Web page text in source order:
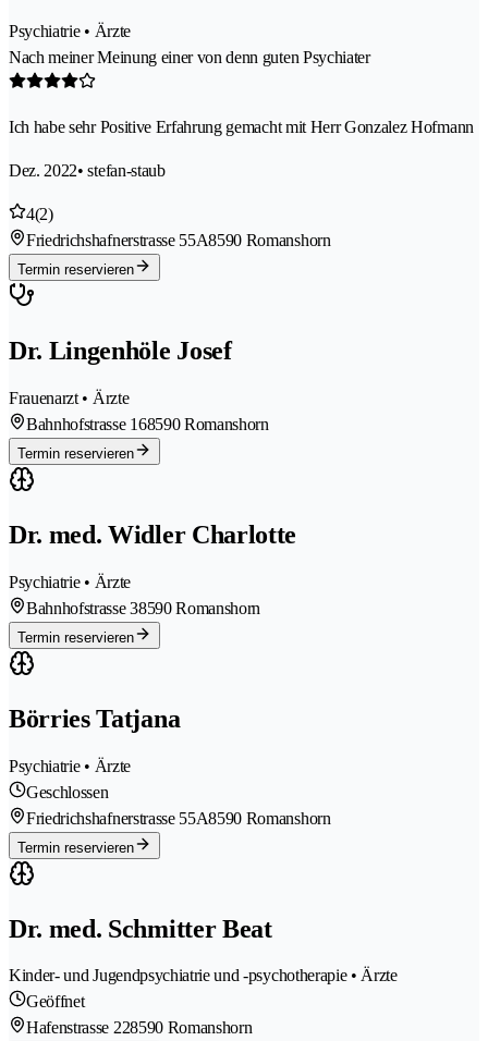
Psychiatrie • Ärzte
Nach meiner Meinung einer von denn guten Psychiater
Ich habe sehr Positive Erfahrung gemacht mit Herr Gonzalez Hofmann
Dez. 2022• stefan-staub
4(2)
Friedrichshafnerstrasse 55A8590 Romanshorn
Termin reservieren
Dr. Lingenhöle Josef
Frauenarzt • Ärzte
Bahnhofstrasse 168590 Romanshorn
Termin reservieren
Dr. med. Widler Charlotte
Psychiatrie • Ärzte
Bahnhofstrasse 38590 Romanshorn
Termin reservieren
Börries Tatjana
Psychiatrie • Ärzte
Geschlossen
Friedrichshafnerstrasse 55A8590 Romanshorn
Termin reservieren
Dr. med. Schmitter Beat
Kinder- und Jugendpsychiatrie und -psychotherapie • Ärzte
Geöffnet
Hafenstrasse 228590 Romanshorn